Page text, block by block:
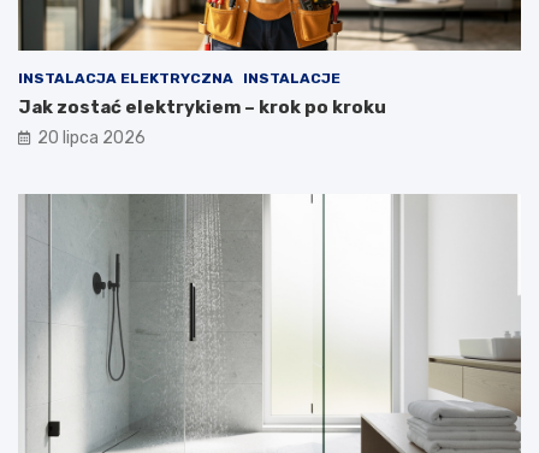
INSTALACJA ELEKTRYCZNA INSTALACJE
Jak zostać elektrykiem – krok po kroku
20 lipca 2026